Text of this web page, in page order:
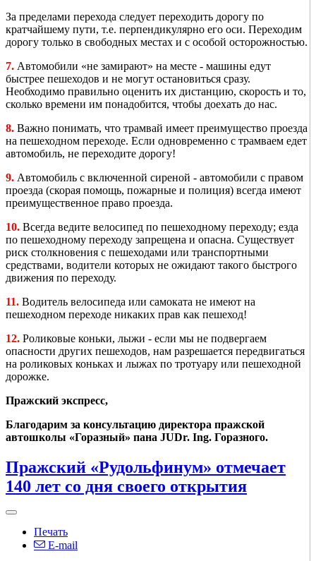
За пределами перехода следует переходить дорогу по
кратчайшему пути, т.е. перпендикулярно его оси. Переходим
дорогу только в свободных местах и с особой осторожностью.
7. Автомобили «не замирают» на месте - машины едут
быстрее пешеходов и не могут остановиться сразу.
Необходимо правильно оценить их дистанцию, скорость и то,
сколько времени им понадобится, чтобы доехать до нас.
8. Важно понимать, что трамвай имеет преимущество проезда
на пешеходном переходе. Если одновременно с трамваем едет
автомобиль, не переходите дорогу!
9. Автомобиль с включенной сиреной - автомобили с правом
проезда (скорая помощь, пожарные и полиция) всегда имеют
преимущественное право проезда.
10. Всегда ведите велосипед по пешеходному переходу; езда
по пешеходному переходу запрещена и опасна. Существует
риск столкновения с пешеходами или транспортными
средствами, водители которых не ожидают такого быстрого
движения по переходу.
11. Водитель велосипеда или самоката не имеют на
пешеходном переходе никаких прав как пешеход!
12. Роликовые коньки, лыжи - если мы не подвергаем
опасности других пешеходов, нам разрешается передвигаться
на роликовых коньках и лыжах по тротуару или пешеходной
дорожке.
Пражский экспресс,
Благодарим за консультацию директора пражской
автошколы «Горазный» пана JUDr. Ing. Горазного.
Пражский «Рудольфинум» отмечает
140 лет со дня своего открытия
Печать
E-mail